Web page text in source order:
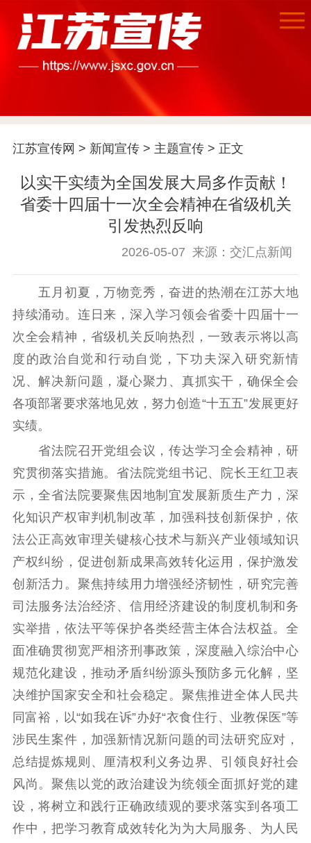
首页
公示公告
通知公告 信息公开制度
信息公开指南
信息公开年度报
告
政策法规
理论武装
理论学习 宣传宣讲 研究阐释
哲学社科
社科强省 工作通知
成果集萃
江苏文脉
资料下载
新闻宣传
主题宣传 对外宣传
新闻发布
记者之家
品牌栏目
文化文艺
精品生产 文化惠民
文化传承
文化交流
体制改革
文化产业
紫金文化艺术节
品牌活动 紫艺舞台
精神文明
文明创建 文明实践
文明培育
江苏宣传网 > 新闻宣传> 主题宣传> 正文
以实干实绩为全国发展大局多作贡献！
省委十四届十一次全会精神在省级机关
引发热烈反响
2026-05-07 来源：交汇点新闻
五月初夏，万物竞秀，奋进的热潮在江苏大地
持续涌动。连日来，深入学习领会省委十四届十一
次全会精神，省级机关反响热烈，一致表示将以高
度的政治自觉和行动自觉，下功夫深入研究新情
况、解决新问题，凝心聚力、真抓实干，确保全会
各项部署要求落地见效，努力创造“十五五”发展更好
实绩。
省法院召开党组会议，传达学习全会精神，研
究贯彻落实措施。省法院党组书记、院长王红卫表
示，全省法院要聚焦因地制宜发展新质生产力，深
化知识产权审判机制改革，加强科技创新保护，依
法公正高效审理关键核心技术与新兴产业领域知识
产权纠纷，促进创新成果高效转化运用，保护激发
创新活力。聚焦持续用力增强经济韧性，研究完善
司法服务法治经济、信用经济建设的制度机制和务
实举措，依法平等保护各类经营主体合法权益。全
面准确贯彻宽严相济刑事政策，深度融入综治中心
规范化建设，推动矛盾纠纷源头预防多元化解，坚
决维护国家安全和社会稳定。聚焦推进全体人民共
同富裕，以“如我在诉”办好“衣食住行、业教保医”等
涉民生案件，加强新情况新问题的司法研究应对，
总结提炼规则、厘清权利义务边界、引领良好社会
风尚。聚焦以党的政治建设为统领全面抓好党的建
设，将树立和践行正确政绩观的要求落实到各项工
作中，把学习教育成效转化为为大局服务、为人民